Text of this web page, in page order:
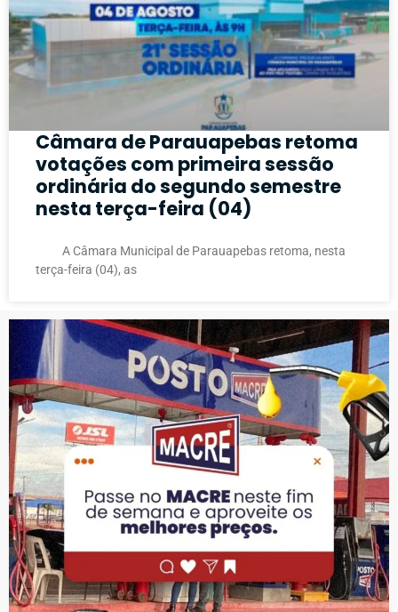
Câmara de Parauapebas retoma
votações com primeira sessão
ordinária do segundo semestre
nesta terça-feira (04)
A Câmara Municipal de Parauapebas retoma, nesta
terça-feira (04), as
PUBLICIDADE